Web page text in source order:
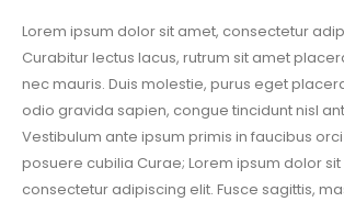
Lorem ipsum dolor sit amet, consectetur
Curabitur lectus lacus, rutrum sit amet
nec mauris. Duis molestie, purus eget
odio gravida sapien, congue tincidunt nisl
Vestibulum ante ipsum primis in faucibus
posuere cubilia Curae; Lorem ipsum dolor
consectetur adipiscing elit. Fusce sagittis,